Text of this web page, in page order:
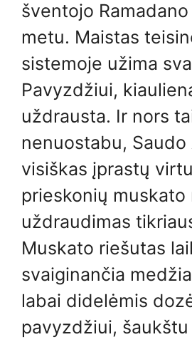
šventojo
metu. Maistas
sistemoje užima
Pavyzdžiui,
uždrausta. Ir nors
nenuostabu, Saudo
visiškas įprastų
prieskonių muskato
uždraudimas
Muskato riešutas
svaiginančia
labai didelėmis
pavyzdžiui,